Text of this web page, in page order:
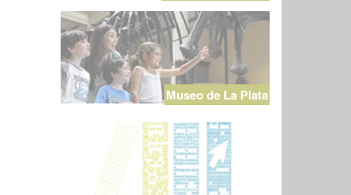
Museo de La Plata